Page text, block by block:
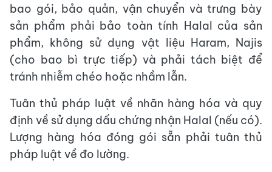
bao gói, bảo quản, vận chuyển và trưng bày
sản phẩm phải bảo toàn tính Halal của sản
phẩm, không sử dụng vật liệu Haram, Najis
(cho bao bì trực tiếp) và phải tách biệt để
tránh nhiễm chéo hoặc nhầm lẫn.
Tuân thủ pháp luật về nhãn hàng hóa và quy
định về sử dụng dấu chứng nhận Halal (nếu có).
Lượng hàng hóa đóng gói sẵn phải tuân thủ
pháp luật về đo lường.